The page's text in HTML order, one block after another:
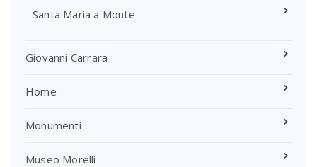
Santa Maria a Monte
Giovanni Carrara
Home
Monumenti
Museo Morelli